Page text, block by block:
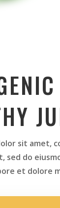
sit amet,
sed do
et dolore